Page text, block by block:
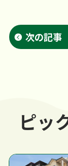
次の記事
ピッ